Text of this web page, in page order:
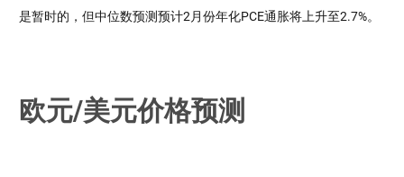
是暂时的，但中位数预测预计2月份年化PCE通胀将上升至2.7%。
欧元/美元价格预测